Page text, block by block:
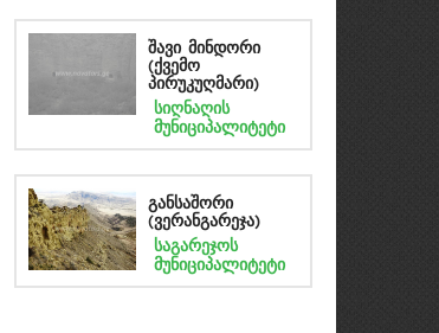
შავი მინდორი
(ქვემო
პირუკუღმარი)
სიღნაღის
მუნიციპალიტეტი
განსაშორი
(ვერანგარეჯა)
საგარეჯოს
მუნიციპალიტეტი